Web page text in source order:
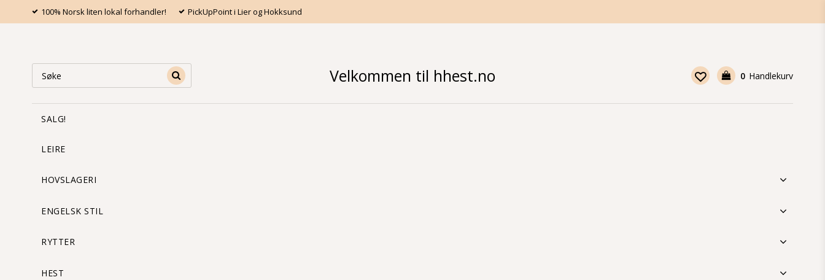
100% Norsk liten lokal forhandler! PickUpPoint i Lier og Hokksund
Velkommen til hhest.no 0 Handlekurv
SALG!
LEIRE
HOVSLAGERI
ENGELSK STIL
RYTTER
HEST